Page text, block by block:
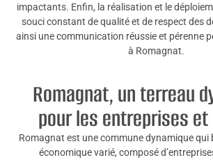
impactants. Enfin, la réalisation et le
souci constant de qualité et de respect des
ainsi une communication réussie et pérenne
à Romagnat.
Romagnat, un terreau
pour les entreprises
Romagnat est une commune dynamique qui
économique varié, composé